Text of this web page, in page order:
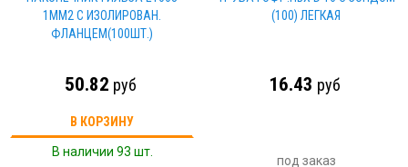
1ММ2 С ИЗОЛИРОВАН.
ФЛАНЦЕМ(100ШТ.)
50.82 руб
В КОРЗИНУ
В наличии 93 шт.
(100) ЛЕГКАЯ
16.43 руб
под заказ